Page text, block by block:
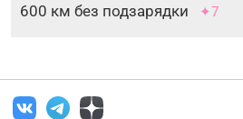
600 км без подзарядки
✦7